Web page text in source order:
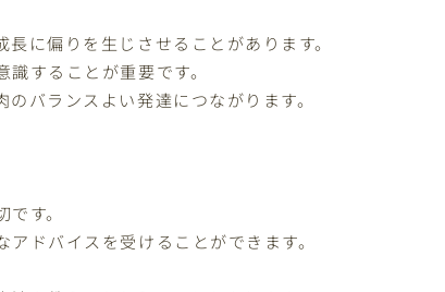
に偏りを生じさせることがあります。
することが重要です。
バランスよい発達につながります。
す。
ドバイスを受けることができます。